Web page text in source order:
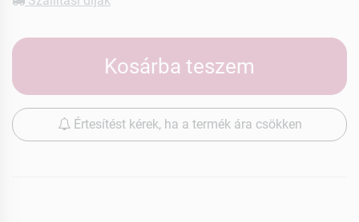
Kosárba teszem
Értesítést kérek, ha a termék ára csökken